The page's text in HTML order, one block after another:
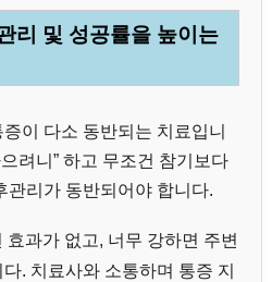
리 및 성공률을 높이는
이 다소 동반되는 치료입니
려니” 하고 무조건 참기보다
관리가 동반되어야 합니다.
효과가 없고, 너무 강하면 주변
. 치료사와 소통하며 통증 지